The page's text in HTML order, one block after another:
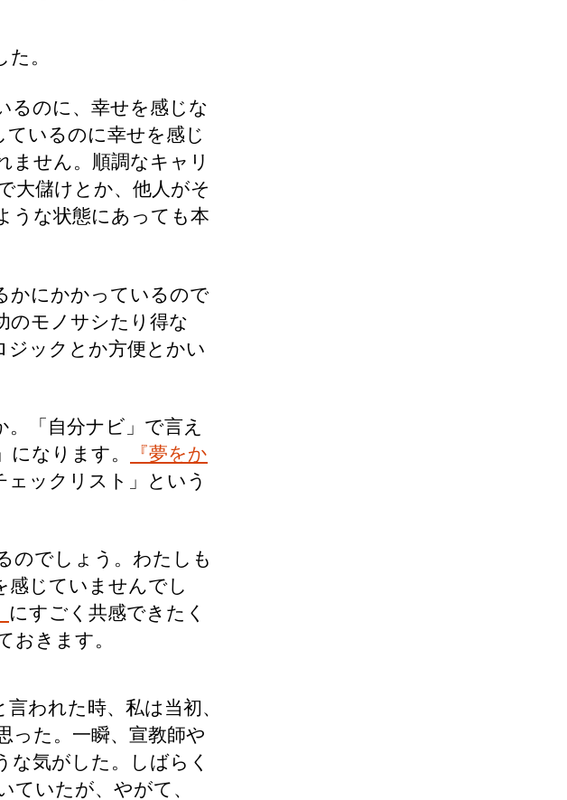
。
るのに、幸せを感じな
ているのに幸せを感じ
ません。順調なキャリ
大儲けとか、他人がそ
うな状態にあっても本
かにかかっているので
のモノサシたり得な
ジックとか方便とかい
「自分ナビ」で言え
なります。
『夢をか
ェックリスト」という
のでしょう。わたしも
感じていませんでし
にすごく共感できたく
おきます。
われた時、私は当初、
った。一瞬、宣教師や
な気がした。しばらく
ていたが、やがて、